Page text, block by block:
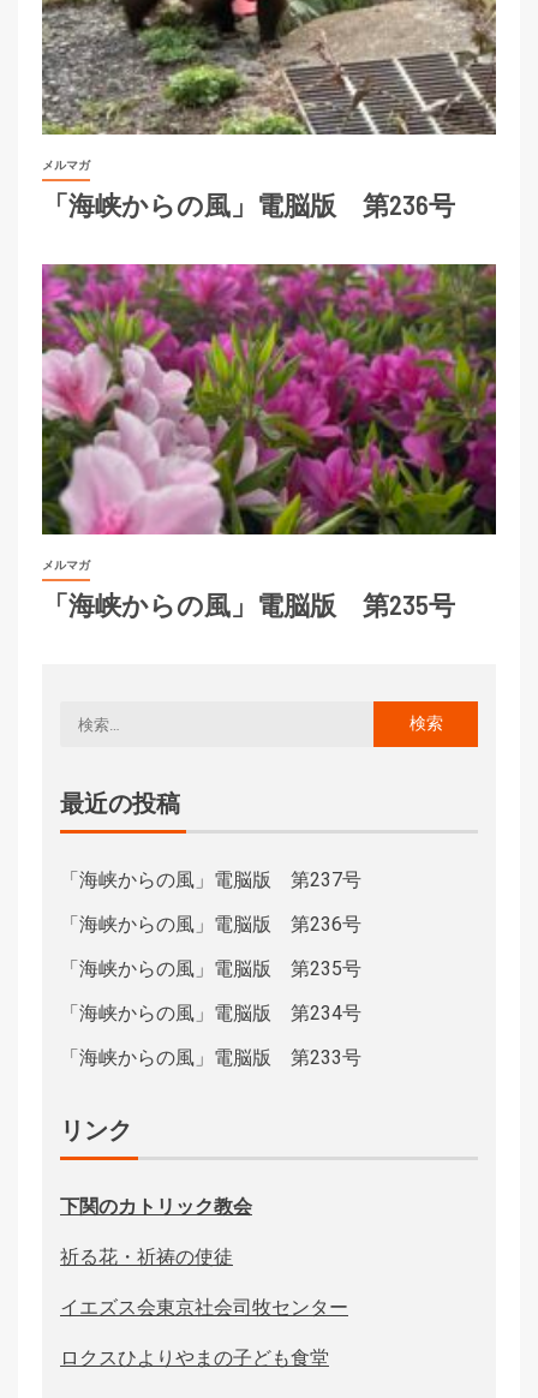
メルマガ
「海峡からの風」電脳版 第236号
メルマガ
「海峡からの風」電脳版 第235号
最近の投稿
「海峡からの風」電脳版 第237号
「海峡からの風」電脳版 第236号
「海峡からの風」電脳版 第235号
「海峡からの風」電脳版 第234号
「海峡からの風」電脳版 第233号
リンク
下関のカトリック教会
祈る花・祈祷の使徒
イエズス会東京社会司牧センター
ロクスひよりやまの子ども食堂